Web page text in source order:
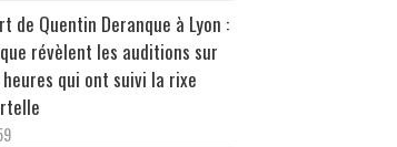
de Quentin Deranque à Lyon :
révèlent les auditions sur
qui ont suivi la rixe